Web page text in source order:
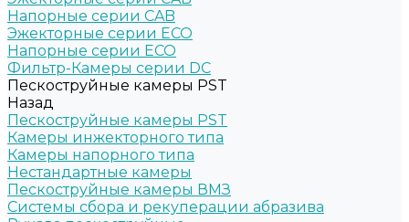
Напорные серии CAB
Эжекторные серии ECO
Напорные серии ECO
Фильтр-Камеры серии DC
Пескоструйные камеры PST
Назад
Пескоструйные камеры PST
Камеры инжекторного типа
Камеры напорного типа
Нестандартные камеры
Пескоструйные камеры ВМЗ
Системы сбора и рекуперации абразива